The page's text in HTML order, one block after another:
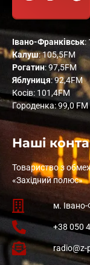
Івано-Франківськ:
Калуш: 105,5FM
Рогатин: 97,5FM
Яблуниця: 92,4FM
Косів: 101,4FM
Городенка: 99,0 FM
Наші
Товариство з
«Західний полюс»
м.
+38 050
radio@z-